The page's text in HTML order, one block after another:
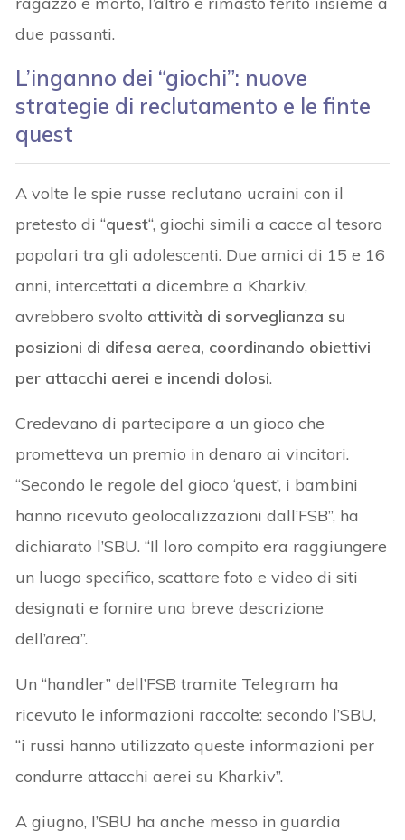
due passanti.
L’inganno dei “giochi”: nuove
strategie di reclutamento e le finte
quest
A volte le spie russe reclutano ucraini con il
pretesto di “quest“, giochi simili a cacce al tesoro
popolari tra gli adolescenti. Due amici di 15 e 16
anni, intercettati a dicembre a Kharkiv,
avrebbero svolto attività di sorveglianza su
posizioni di difesa aerea, coordinando obiettivi
per attacchi aerei e incendi dolosi.
Credevano di partecipare a un gioco che
prometteva un premio in denaro ai vincitori.
“Secondo le regole del gioco ‘quest’, i bambini
hanno ricevuto geolocalizzazioni dall’FSB”, ha
dichiarato l’SBU. “Il loro compito era raggiungere
un luogo specifico, scattare foto e video di siti
designati e fornire una breve descrizione
dell’area”.
Un “handler” dell’FSB tramite Telegram ha
ricevuto le informazioni raccolte: secondo l’SBU,
“i russi hanno utilizzato queste informazioni per
condurre attacchi aerei su Kharkiv”.
A giugno, l’SBU ha anche messo in guardia